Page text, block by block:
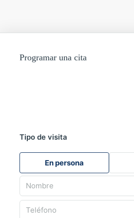
Programar una cita
Tipo de visita
En persona